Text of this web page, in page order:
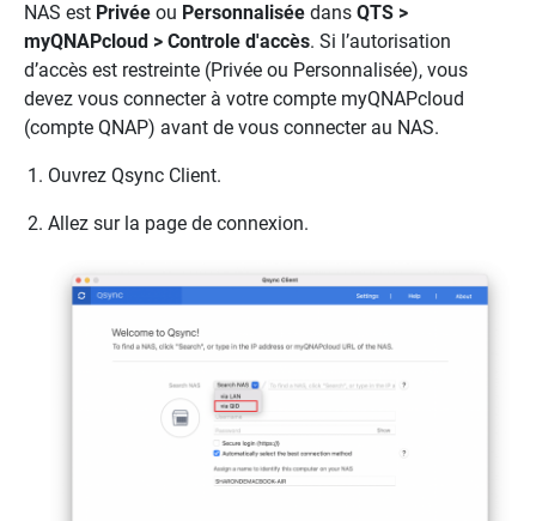
NAS est Privée ou Personnalisée dans QTS >
myQNAPcloud > Controle d'accès. Si l’autorisation
d’accès est restreinte (Privée ou Personnalisée), vous
devez vous connecter à votre compte myQNAPcloud
(compte QNAP) avant de vous connecter au NAS.
Ouvrez Qsync Client.
Allez sur la page de connexion.